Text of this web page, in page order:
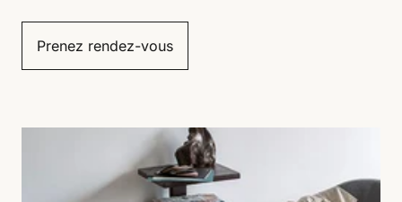
Prenez rendez-vous